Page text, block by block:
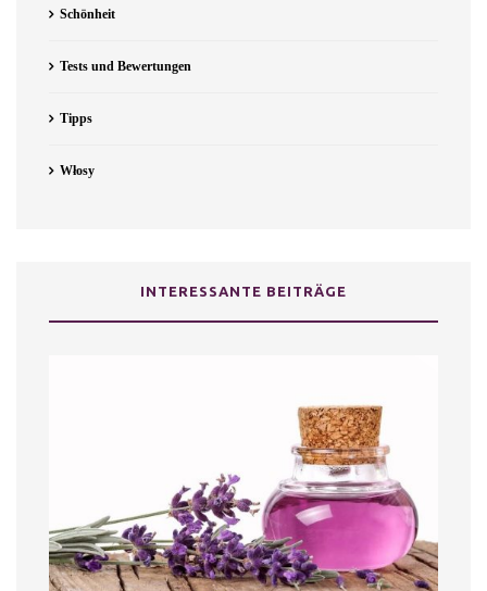
Schönheit
Tests und Bewertungen
Tipps
Włosy
INTERESSANTE BEITRÄGE